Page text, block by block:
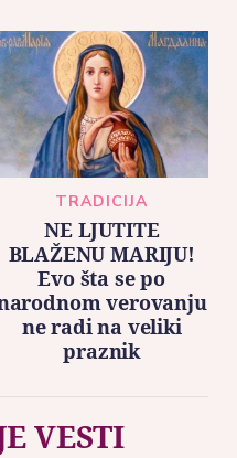
TRADICIJA
NE LJUTITE
BLAŽENU MARIJU!
Evo šta se po
verovanju
ne radi na veliki
praznik
VESTI